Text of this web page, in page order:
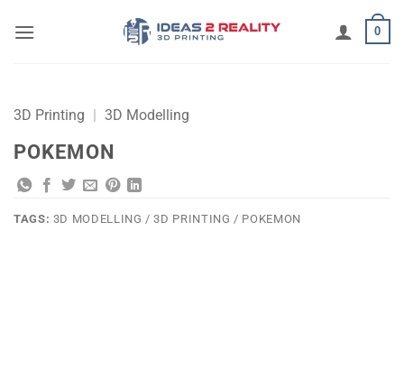
στο
0
3D Printing | 3D Modelling
POKEMON
TAGS: 3D MODELLING / 3D PRINTING / POKEMON